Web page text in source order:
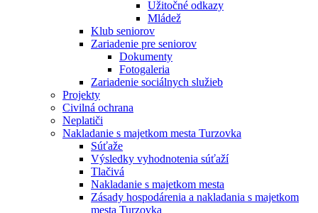
Užitočné odkazy
Mládež
Klub seniorov
Zariadenie pre seniorov
Dokumenty
Fotogaleria
Zariadenie sociálnych služieb
Projekty
Civilná ochrana
Neplatiči
Nakladanie s majetkom mesta Turzovka
Súťaže
Výsledky vyhodnotenia súťaží
Tlačivá
Nakladanie s majetkom mesta
Zásady hospodárenia a nakladania s majetkom
mesta Turzovka